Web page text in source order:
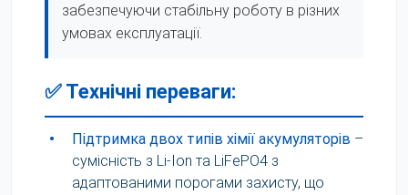
забезпечуючи стабільну роботу в різних
умовах експлуатації.
✅ Технічні переваги:
• Підтримка двох типів хімії акумуляторів –
сумісність з Li-Ion та LiFePO4 з
адаптованими порогами захисту, що